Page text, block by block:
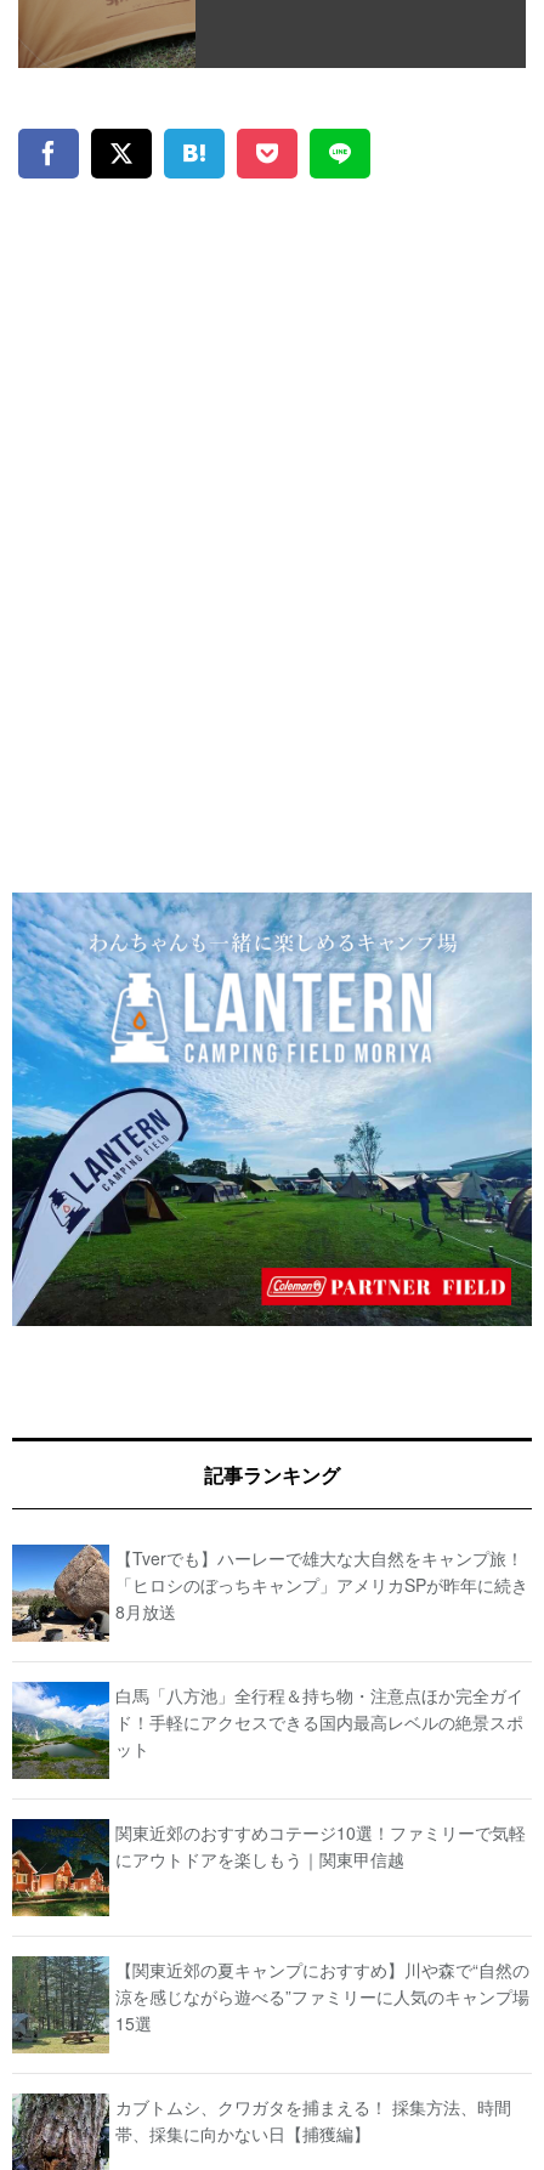
記事ランキング
【Tverでも】ハーレーで雄大な大自然をキャンプ旅！
「ヒロシのぼっちキャンプ」アメリカSPが昨年に続き
8月放送
白馬「八方池」全行程＆持ち物・注意点ほか完全ガイ
ド！手軽にアクセスできる国内最高レベルの絶景スポ
ット
関東近郊のおすすめコテージ10選！ファミリーで気軽
にアウトドアを楽しもう｜関東甲信越
【関東近郊の夏キャンプにおすすめ】川や森で“自然の
涼を感じながら遊べる”ファミリーに人気のキャンプ場
15選
カブトムシ、クワガタを捕まえる！ 採集方法、時間
帯、採集に向かない日【捕獲編】